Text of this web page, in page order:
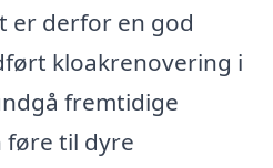
er derfor en god
kloakrenovering i
fremtidige
føre til dyre